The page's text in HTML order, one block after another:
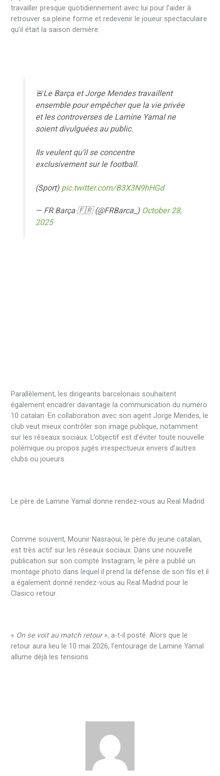
travailler presque quotidiennement avec lui pour l’aider à
retrouver sa pleine forme et redevenir le joueur spectaculaire
qu’il était la saison dernière.
🚨Le Barça et Jorge Mendes travaillent
ensemble pour empêcher que la vie privée
et les controverses de Lamine Yamal ne
soient divulguées au public.
Ils veulent qu’il se concentre
exclusivement sur le football.
(Sport) pic.twitter.com/B3X3N9hHGd
— FR Barça 🇫🇷 (@FRBarca_) October 28,
2025
Parallèlement, les dirigeants barcelonais souhaitent
également encadrer davantage la communication du numéro
10 catalan. En collaboration avec son agent Jorge Mendes, le
club veut mieux contrôler son image publique, notamment
sur les réseaux sociaux. L’objectif est d’éviter toute nouvelle
polémique ou propos jugés irrespectueux envers d’autres
clubs ou joueurs.
Le père de Lamine Yamal donne rendez-vous au Real Madrid
Comme souvent, Mounir Nasraoui, le père du jeune catalan,
est très actif sur les réseaux sociaux. Dans une nouvelle
publication sur son compte Instagram, le père a publié un
montage photo dans lequel il prend la défense de son fils et il
a également donné rendez-vous au Real Madrid pour le
Clasico retour.
« On se voit au match retour», a-t-il posté. Alors que le
retour aura lieu le 10 mai 2026, l’entourage de Lamine Yamal
allume déjà les tensions.